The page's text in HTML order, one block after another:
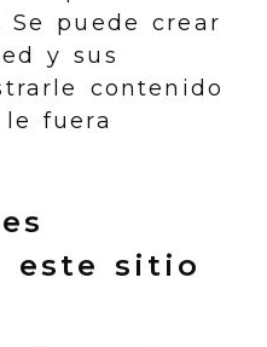
puede crear
y sus
contenido
fuera
este sitio